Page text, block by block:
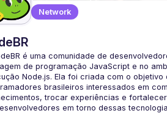
Network
é uma comunidade de
de programação JavaScript e no
Node.js. Ela foi criada com o objetivo
brasileiros interessados em
trocar experiências e